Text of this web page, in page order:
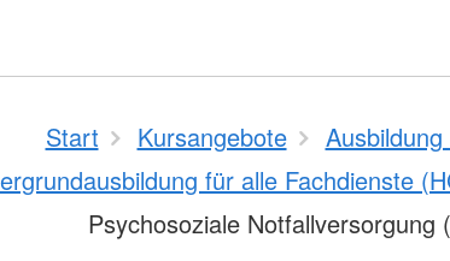
Start Kursangebote
für alle Fachdienste
Psychosoziale Notfallversorgung